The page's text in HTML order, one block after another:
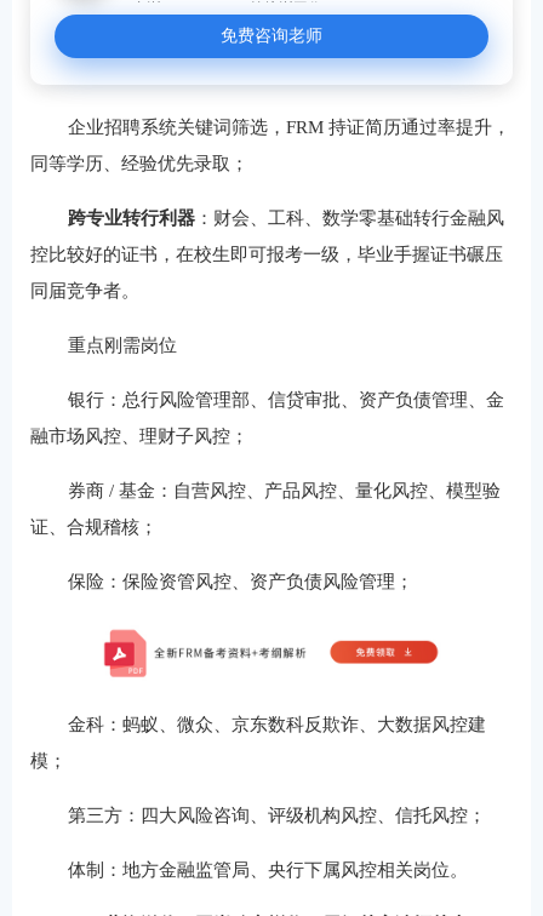
免费咨询老师
企业招聘系统关键词筛选，FRM 持证简历通过率提升，
同等学历、经验优先录取；
跨专业转行利器：财会、工科、数学零基础转行金融风
控比较好的证书，在校生即可报考一级，毕业手握证书碾压
同届竞争者。
重点刚需岗位
银行：总行风险管理部、信贷审批、资产负债管理、金
融市场风控、理财子风控；
券商 / 基金：自营风控、产品风控、量化风控、模型验
证、合规稽核；
保险：保险资管风控、资产负债风险管理；
金科：蚂蚁、微众、京东数科反欺诈、大数据风控建
模；
第三方：四大风险咨询、评级机构风控、信托风控；
体制：地方金融监管局、央行下属风控相关岗位。